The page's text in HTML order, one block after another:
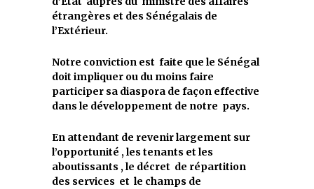
étrangères et des Sénégalais de
l’Extérieur.
Notre conviction est faite que le Sénégal
doit impliquer ou du moins faire
participer sa diaspora de façon effective
dans le développement de notre pays.
En attendant de revenir largement sur
l’opportunité , les tenants et les
aboutissants , le décret de répartition
des services et le champs de